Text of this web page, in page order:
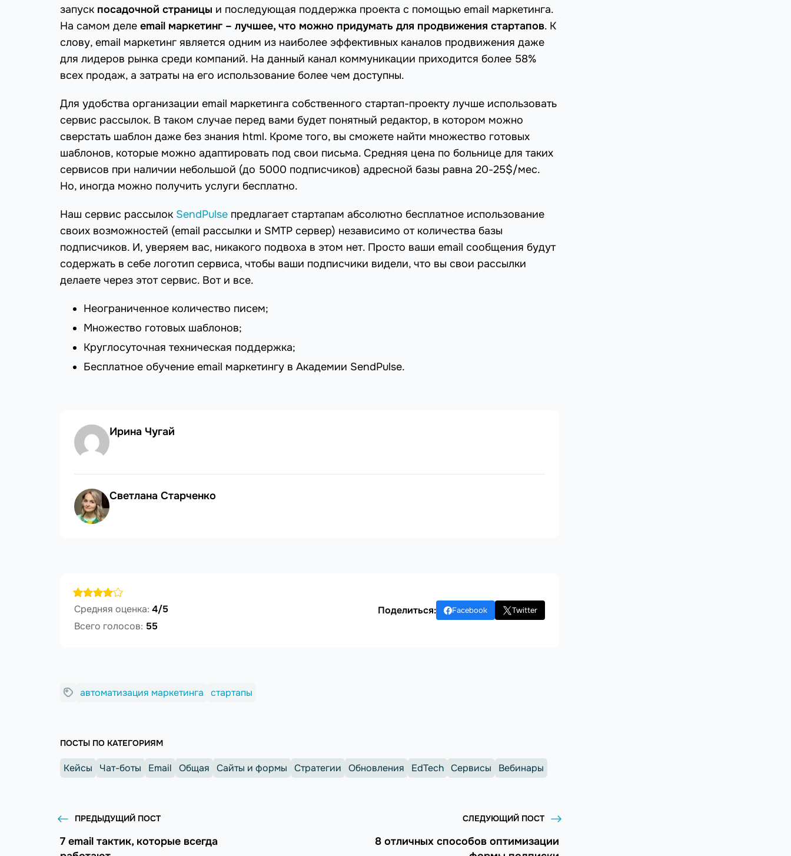
запуск посадочной страницы и последующая поддержка проекта с помощью email маркетинга.
На самом деле email маркетинг – лучшее, что можно придумать для продвижения стартапов. К
слову, еmail маркетинг является одним из наиболее эффективных каналов продвижения даже
для лидеров рынка среди компаний. На данный канал коммуникации приходится более 58%
всех продаж, а затраты на его использование более чем доступны.
Для удобства организации email маркетинга собственного стартап-проекту лучше использовать
сервис рассылок. В таком случае перед вами будет понятный редактор, в котором можно
сверстать шаблон даже без знания html. Кроме того, вы сможете найти множество готовых
шаблонов, которые можно адаптировать под свои письма. Средняя цена по больнице для таких
сервисов при наличии небольшой (до 5000 подписчиков) адресной базы равна 20-25$/мес.
Но, иногда можно получить услуги бесплатно.
Наш сервис рассылок SendPulse предлагает стартапам абсолютно бесплатное использование
своих возможностей (email рассылки и SMTP сервер) независимо от количества базы
подписчиков. И, уверяем вас, никакого подвоха в этом нет. Просто ваши email сообщения будут
содержать в себе логотип сервиса, чтобы ваши подписчики видели, что вы свои рассылки
делаете через этот сервис. Вот и все.
Неограниченное количество писем;
Множество готовых шаблонов;
Круглосуточная техническая поддержка;
Бесплатное обучение email маркетингу в Академии SendPulse.
Ирина Чугай
Светлана Старченко
Средняя оценка: 4/5
Всего голосов: 55
Поделиться: Facebook Twitter
автоматизация маркетинга стартапы
ПОСТЫ ПО КАТЕГОРИЯМ
Кейсы Чат-боты Email Общая Сайты и формы Стратегии Обновления EdTech Сервисы Вебинары
ПРЕДЫДУЩИЙ ПОСТ
7 email тактик, которые всегда
СЛЕДУЮЩИЙ ПОСТ
8 отличных способов оптимизации